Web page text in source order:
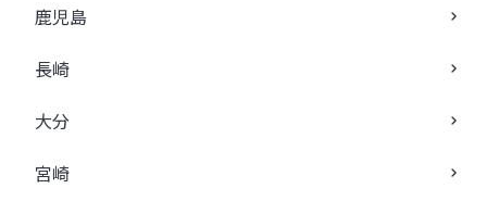
鹿児島
長崎
大分
宮崎